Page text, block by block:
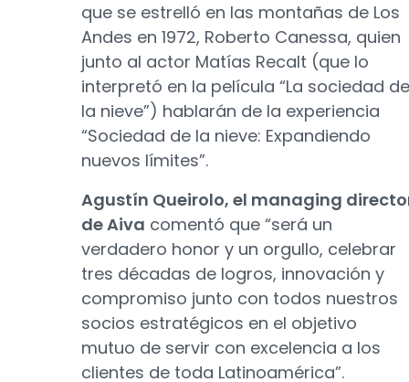
que se estrelló en las montañas de Los
Andes en 1972, Roberto Canessa, quien
junto al actor Matías Recalt (que lo
interpretó en la película “La sociedad de
la nieve”) hablarán de la experiencia
“Sociedad de la nieve: Expandiendo
nuevos límites”.
Agustín Queirolo, el managing
de Aiva comentó que “será un
verdadero honor y un orgullo, celebrar
tres décadas de logros, innovación y
compromiso junto con todos nuestros
socios estratégicos en el objetivo
mutuo de servir con excelencia a los
clientes de toda Latinoamérica”.